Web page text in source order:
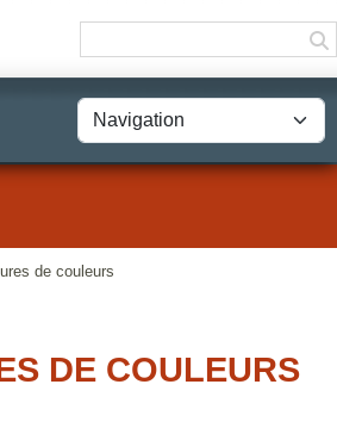
de couleurs
DE COULEURS
cookies